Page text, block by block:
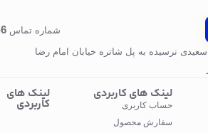
شماره تماس 6-55246091-021
سعیدی نرسیده به پل‌ شاتره خیابان امام رضا
لینک های کاربردی
حساب کاربری
سفارش محصول
لینک های
کاربردی